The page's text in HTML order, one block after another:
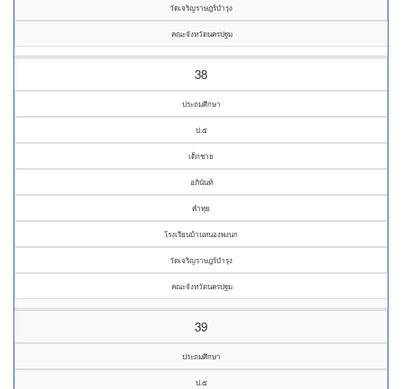
วัดเจริญราษฎร์บำรุง
คณะจังหวัดนครปฐม
38
ประถมศึกษา
ป.๕
เด็กชาย
อภินันท์
คำทุย
โรงเรียนบ้านหนองพงนก
วัดเจริญราษฎร์บำรุง
คณะจังหวัดนครปฐม
39
ประถมศึกษา
ป.๕